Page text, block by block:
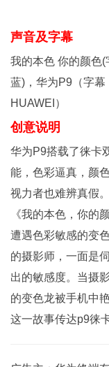
声音及字幕
我的本色 你的颜色
蓝)，华为P9（字
HUAWEI）
创意说明
华为P9搭载了徕卡
能，色彩逼真，颜
视力者也难辨真假。
《我的本色，你的
遭遇色彩敏感的变
的摄影师，一面是
出的敏感度。当摄
的变色龙被手机中
这一故事传达p9徕